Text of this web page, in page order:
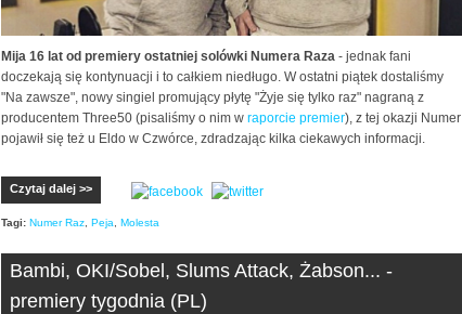
Mija 16 lat od premiery ostatniej solówki Numera Raza - jednak fani
doczekają się kontynuacji i to całkiem niedługo. W ostatni piątek dostaliśmy
"Na zawsze", nowy singiel promujący płytę "Żyje się tylko raz" nagraną z
producentem Three50 (pisaliśmy o nim w raporcie premier), z tej okazji Numer
pojawił się też u Eldo w Czwórce, zdradzając kilka ciekawych informacji.
Czytaj dalej >>
Tagi: Numer Raz Peja Molesta
Bambi, OKI/Sobel, Slums Attack, Żabson... -
premiery tygodnia (PL)